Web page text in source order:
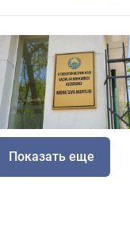
Показать еще